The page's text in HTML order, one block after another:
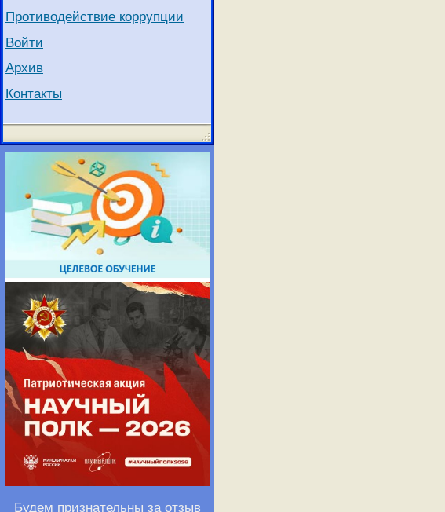
Противодействие коррупции
Войти
Архив
Контакты
Будем признательны за отзыв